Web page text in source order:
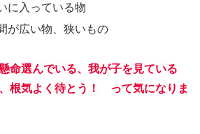
に入っている物
が広い物、狭いもの
命選んでいる、我が子を見ている
根気よく待とう！ って気になりま